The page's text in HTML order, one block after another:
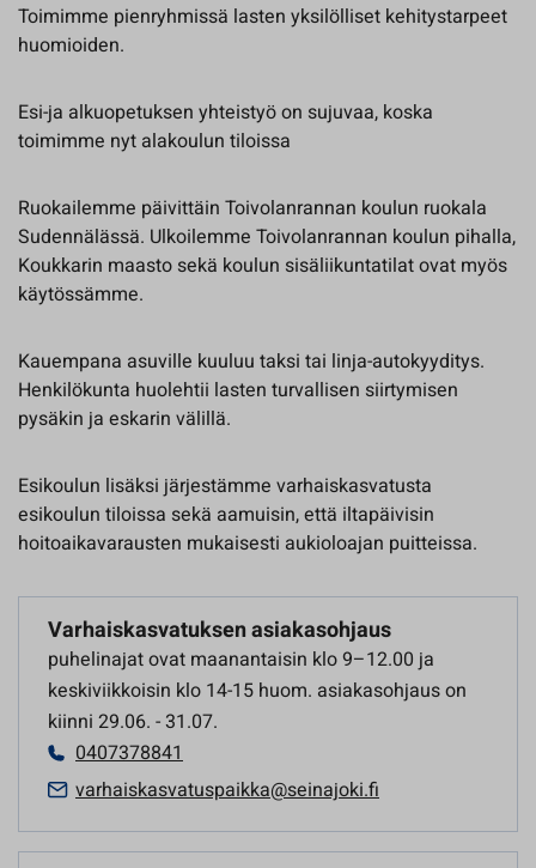
Toimimme pienryhmissä lasten yksilölliset kehitystarpeet
huomioiden.
Esi-ja alkuopetuksen yhteistyö on sujuvaa, koska
toimimme nyt alakoulun tiloissa
Ruokailemme päivittäin Toivolanrannan koulun ruokala
Sudennälässä. Ulkoilemme Toivolanrannan koulun pihalla,
Koukkarin maasto sekä koulun sisäliikuntatilat ovat myös
käytössämme.
Kauempana asuville kuuluu taksi tai linja-autokyyditys.
Henkilökunta huolehtii lasten turvallisen siirtymisen
pysäkin ja eskarin välillä.
Esikoulun lisäksi järjestämme varhaiskasvatusta
esikoulun tiloissa sekä aamuisin, että iltapäivisin
hoitoaikavarausten mukaisesti aukioloajan puitteissa.
Varhaiskasvatuksen asiakasohjaus
puhelinajat ovat maanantaisin klo 9–12.00 ja
keskiviikkoisin klo 14-15 huom. asiakasohjaus on
kiinni 29.06. - 31.07.
0407378841
varhaiskasvatuspaikka@seinajoki.fi